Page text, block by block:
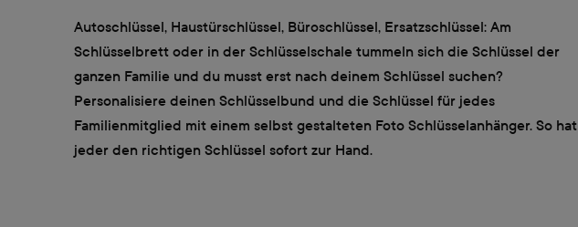
Autoschlüssel, Haustürschlüssel, Büroschlüssel, Ersatzschlüssel: Am
Schlüsselbrett oder in der Schlüsselschale tummeln sich die Schlüssel der
ganzen Familie und du musst erst nach deinem Schlüssel suchen?
Personalisiere deinen Schlüsselbund und die Schlüssel für jedes
Familienmitglied mit einem selbst gestalteten Foto Schlüsselanhänger. So hat
jeder den richtigen Schlüssel sofort zur Hand.